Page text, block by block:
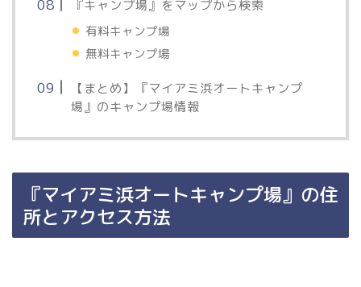
『キャンプ場』をマップから検索
有料キャンプ場
無料キャンプ場
【まとめ】『マイアミ浜オートキャンプ
場』のキャンプ場情報
『マイアミ浜オートキャンプ場』の住
所とアクセス方法